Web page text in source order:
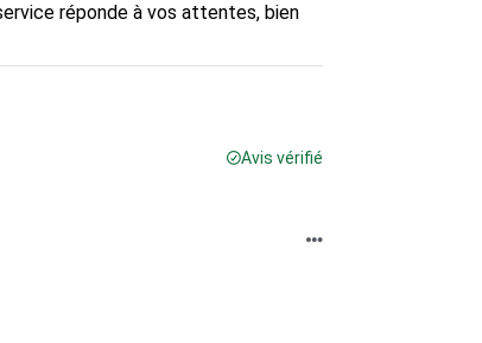
réponde à vos attentes, bien
Avis vérifié